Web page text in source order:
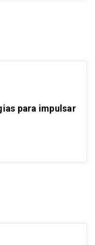
para impulsar